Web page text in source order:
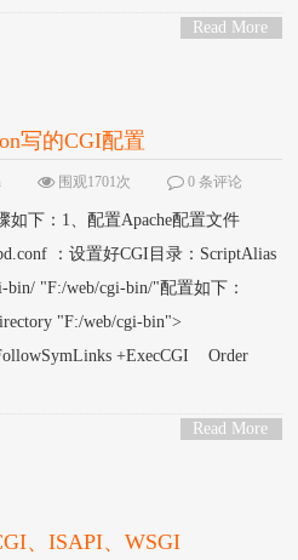
Read More
写的CGI配置
围观1701次 0 条评论
如下：1、配置Apache配置文件
：设置好CGI目录：ScriptAlias
bin/ "F:/web/cgi-bin/"配置如下：
"F:/web/cgi-bin">
+ExecCGI Order
Read More
、ISAPI、WSGI